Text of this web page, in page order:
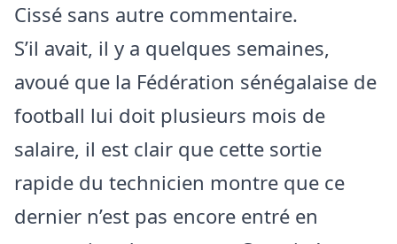
Cissé sans autre commentaire.
S’il avait, il y a quelques semaines,
avoué que la Fédération sénégalaise de
football lui doit plusieurs mois de
salaire, il est clair que cette sortie
rapide du technicien montre que ce
dernier n’est pas encore entré en